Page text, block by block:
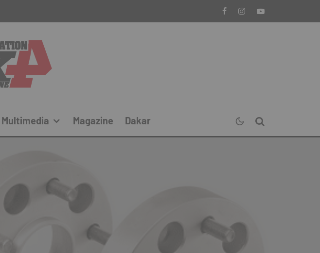
Multimedia Magazine Dakar